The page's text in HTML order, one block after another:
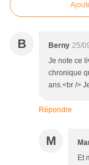
B Berny 25/
Je note ce
chronique
ans.<br />
Répondre
M
Et